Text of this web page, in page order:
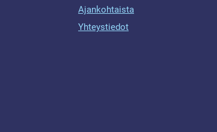
Ajankohtaista
Yhteystiedot